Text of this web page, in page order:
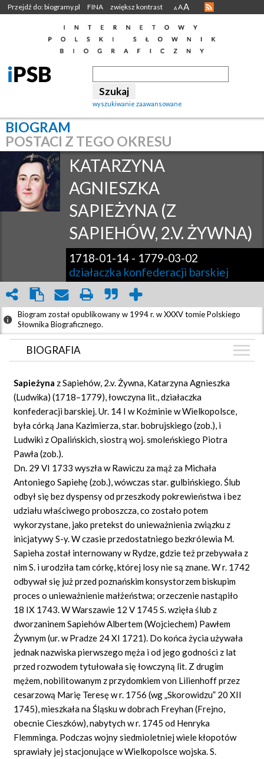
Przejdź do: biogramy.pl FINA zwiększ kontrast A AA
wyszukiwanie zaawansowane
BIOGRAM
POSTACI Z TEGO OKRESU
KATARZYNA
AGNIESZKA
SAPIEŻYNA (Z
SAPIEHÓW, 2.V. ŻYWNA)
1718-01-14 - 1779-03-02
działaczka konfederacji barskiej
Biogram został opublikowany w 1994 r. w XXXV tomie Polskiego
Słownika Biograficznego.
BIOGRAFIA
ZDJĘCIA (1)
GRAF POWIĄZAŃ
DYSKUSJA
Mapa
Sapieżyna z Sapiehów, 2.v. Żywna, Katarzyna Agnieszka
(Ludwika) (1718–1779), łowczyna lit., działaczka
konfederacji barskiej. Ur. 14 I w Koźminie w Wielkopolsce,
była córką Jana Kazimierza, star. bobrujskiego (zob.), i
Ludwiki z Opalińskich, siostrą woj. smoleńskiego Piotra
Pawła (zob.).
Dn. 29 VI 1733 wyszła w Rawiczu za mąż za Michała
Antoniego Sapiehę (zob.), wówczas star. gulbińskiego. Ślub
odbył się bez dyspensy od przeszkody pokrewieństwa i bez
udziału właściwego proboszcza, co zostało potem
wykorzystane, jako pretekst do unieważnienia związku z
inicjatywy S-y. W czasie przedostatniego bezkrólewia M.
Sapieha został internowany w Rydze, gdzie też przebywała z
nim S. i urodziła tam córkę, której losy nie są znane. W r. 1742
odbywał się już przed poznańskim konsystorzem biskupim
proces o unieważnienie małżeństwa; orzeczenie nastąpiło
18 IX 1743. W Warszawie 12 V 1745 S. wzięła ślub z
dworzaninem Sapiehów Albertem (Wojciechem) Pawłem
Żywnym (ur. w Pradze 24 XI 1721). Do końca życia używała
jednak nazwiska pierwszego męża i od jego godności z lat
przed rozwodem tytułowała się łowczyną lit. Z drugim
mężem, nobilitowanym z przydomkiem von Lilienhoff przez
cesarzową Marię Teresę w r. 1756 (wg „Skorowidzu” 20 XII
1745), mieszkała na Śląsku w dobrach Freyhan (Frejno,
obecnie Cieszków), nabytych w r. 1745 od Henryka
Flemminga. Podczas wojny siedmioletniej wiele kłopotów
sprawiały jej stacjonujące w Wielkopolsce wojska. S.